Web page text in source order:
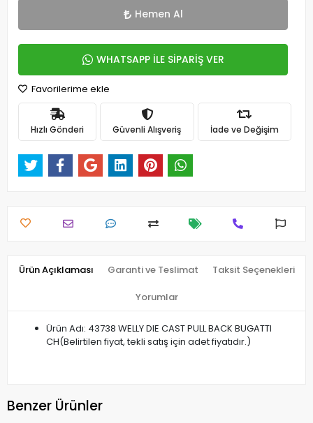
Hemen Al
WHATSAPP İLE SİPARİŞ VER
Favorilerime ekle
Hızlı Gönderi Güvenli Alışveriş İade ve Değişim
Ürün Açıklaması Garanti ve Teslimat Taksit Seçenekleri
Yorumlar
Ürün Adı: 43738 WELLY DIE CAST PULL BACK BUGATTI
CH(Belirtilen fiyat, tekli satış için adet fiyatıdır.)
Benzer Ürünler